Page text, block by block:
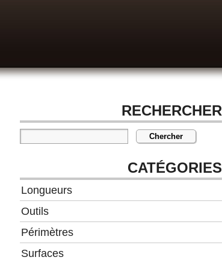
RECHERCHER
CATÉGORIES
Longueurs
Outils
Périmètres
Surfaces